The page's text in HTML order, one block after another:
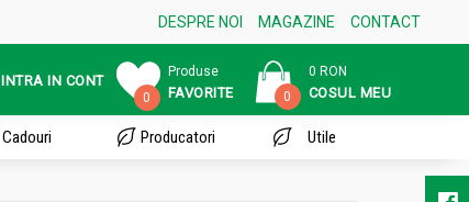
DESPRE NOI MAGAZINE CONTACT
INTRA IN CONT
0
Produse
FAVORITE 0
0 RON
COSUL MEU
Cadouri Producatori Utile